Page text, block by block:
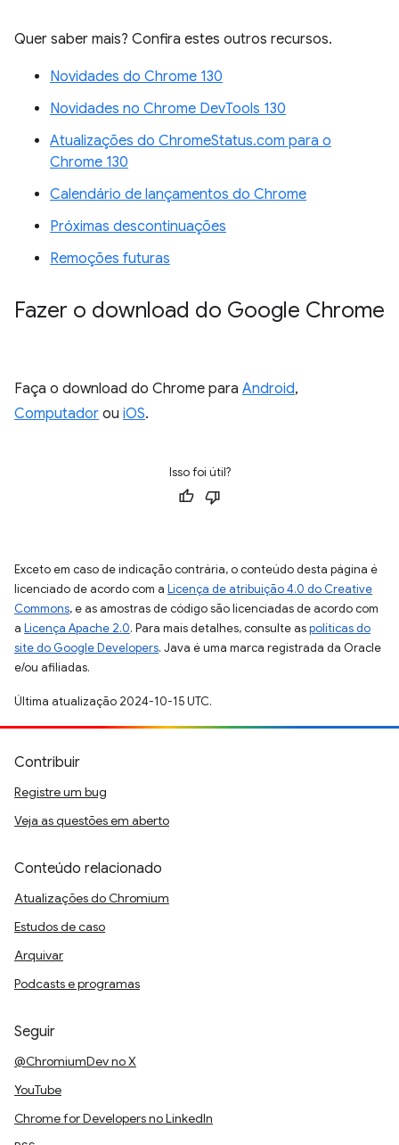
Quer saber mais? Confira estes outros recursos.
Novidades do Chrome 130
Novidades no Chrome DevTools 130
Atualizações do ChromeStatus.com para o
Chrome 130
Calendário de lançamentos do Chrome
Próximas descontinuações
Remoções futuras
Fazer o download do Google Chrome
Faça o download do Chrome para Android,
Computador ou iOS.
Isso foi útil?
Exceto em caso de indicação contrária, o conteúdo desta página é
licenciado de acordo com a Licença de atribuição 4.0 do Creative
Commons, e as amostras de código são licenciadas de acordo com
a Licença Apache 2.0. Para mais detalhes, consulte aspolíticas do
site do Google Developers. Java é uma marca registrada da Oracle
e/ou afiliadas.
Última atualização 2024-10-15 UTC.
Contribuir
Registre um bug
Veja as questões em aberto
Conteúdo relacionado
Atualizações do Chromium
Estudos de caso
Arquivar
Podcasts e programas
Seguir
@ChromiumDev no X
YouTube
Chrome for Developers no LinkedIn